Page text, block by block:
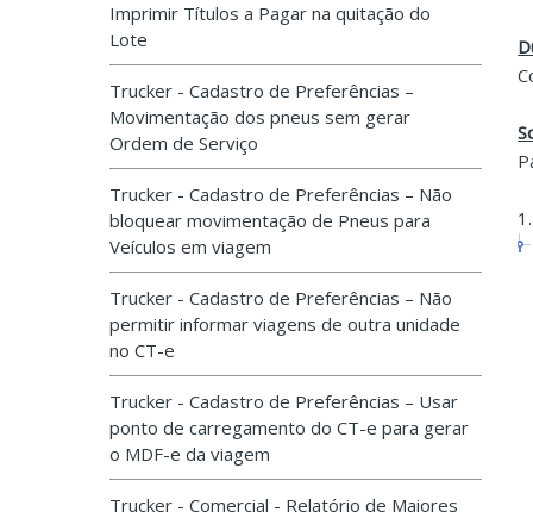
Imprimir Títulos a Pagar na quitação do
Lote
Trucker - Cadastro de Preferências –
Movimentação dos pneus sem gerar
Ordem de Serviço
Trucker - Cadastro de Preferências – Não
bloquear movimentação de Pneus para
Veículos em viagem
Trucker - Cadastro de Preferências – Não
permitir informar viagens de outra unidade
no CT-e
Trucker - Cadastro de Preferências – Usar
ponto de carregamento do CT-e para gerar
o MDF-e da viagem
Trucker - Comercial - Relatório de Maiores